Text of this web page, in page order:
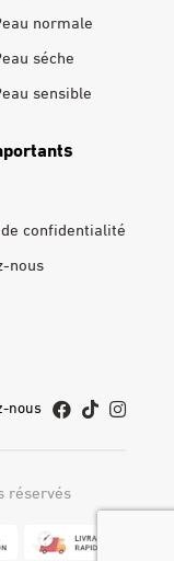
normale
séche
sensible
confidentialité
nous
nous
réservés